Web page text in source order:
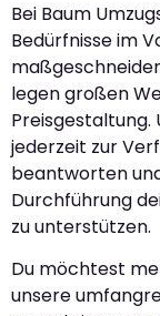
Bei Baum
Bedürfnisse im
legen großen
jederzeit zur
beantworten
Durchführung
zu unterstützen.
Du möchtest
unsere